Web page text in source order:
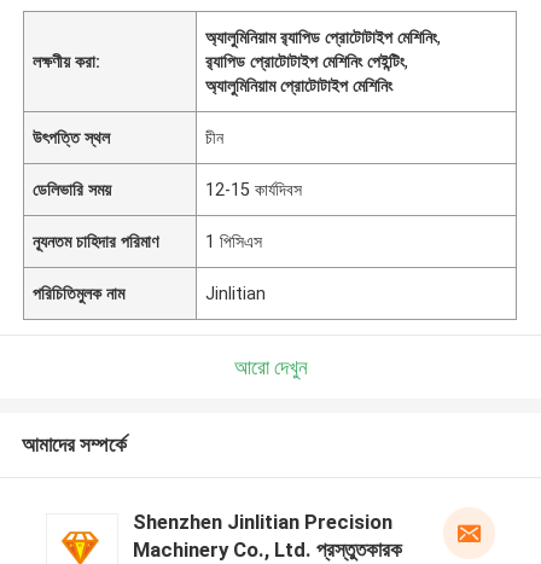
লক্ষণীয় করা:
অ্যালুমিনিয়াম র‌্যাপিড প্রোটোটাইপ মেশিনিং,
র‌্যাপিড প্রোটোটাইপ মেশিনিং পেইন্টিং,
অ্যালুমিনিয়াম প্রোটোটাইপ মেশিনিং
উৎপত্তি স্থল চীন
ডেলিভারি সময় 12-15 কার্যদিবস
ন্যূনতম চাহিদার পরিমাণ 1 পিসিএস
পরিচিতিমুলক নাম Jinlitian
আরো দেখুন
আমাদের সম্পর্কে
Shenzhen Jinlitian Precision
Machinery Co., Ltd. প্রস্তুতকারক